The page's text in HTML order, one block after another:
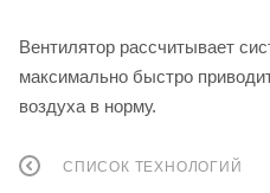
Вентилятор рассчитывает
максимально быстро
воздуха в норму.
СПИСОК ТЕХНОЛОГИЙ